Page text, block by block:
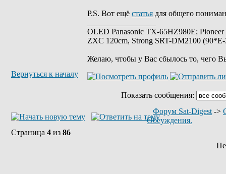
P.S. Вот ещё статья для общего
OLED Panasonic TX-65HZ980E;
ZXC 120cm, Strong SRT-DM2100
Желаю, чтобы у Вас сбылось то, чего
Вернуться к началу
Показать сообщения:
Форум Sat-Digest ->
Обсуждения.
Страница 4 из 86